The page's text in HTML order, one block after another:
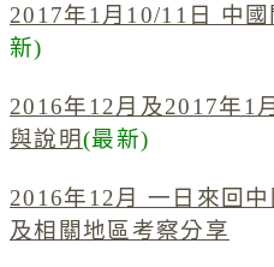
2017年1月10/11日 中
新)
2016年12月及2017年1
與說明(最新)
2016年12月 一日來回
及相關地區考察分享